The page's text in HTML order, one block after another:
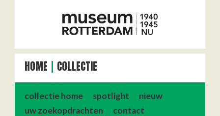
HOME COLLECTIE
collectie home spotlight
nieuw
uw zoekopdrachten
contact